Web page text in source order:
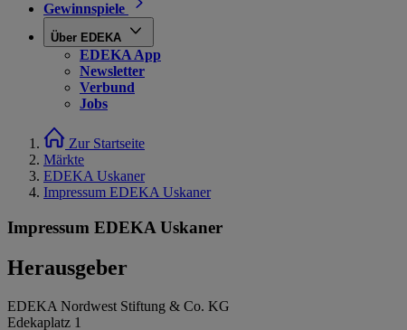
Gewinnspiele
Über EDEKA
EDEKA App
Newsletter
Verbund
Jobs
Zur Startseite
Märkte
EDEKA Uskaner
Impressum EDEKA Uskaner
Impressum EDEKA Uskaner
Herausgeber
EDEKA Nordwest Stiftung & Co. KG
Edekaplatz 1